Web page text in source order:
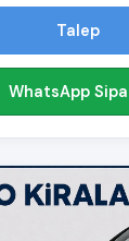
Talep
WhatsApp